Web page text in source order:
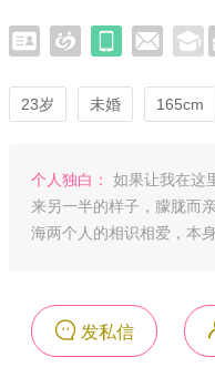
23岁 未婚 165cm
个人独白：
如果让我在这
来另一半的样子，朦胧而
海两个人的相识相爱，本
发私信